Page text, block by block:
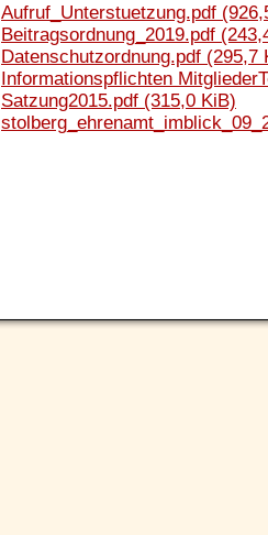
Aufruf_Unterstuetzung.pdf
Beitragsordnung_2019.pdf
Datenschutzordnung.pdf (295,7
Informationspflichten
Satzung2015.pdf (315,0 KiB)